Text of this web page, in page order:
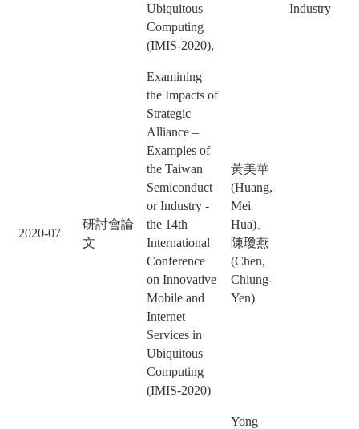
Ubiquitous
Computing
(IMIS-2020),
Industry
2020-07
研討會論
文
Examining
the Impacts of
Strategic
Alliance –
Examples of
the Taiwan
Semiconduct
or Industry -
the 14th
International
Conference
on Innovative
Mobile and
Internet
Services in
Ubiquitous
Computing
(IMIS-2020)
黃美華
(Huang,
Mei
Hua)、
陳瓊燕
(Chen,
Chiung-
Yen)
Yong